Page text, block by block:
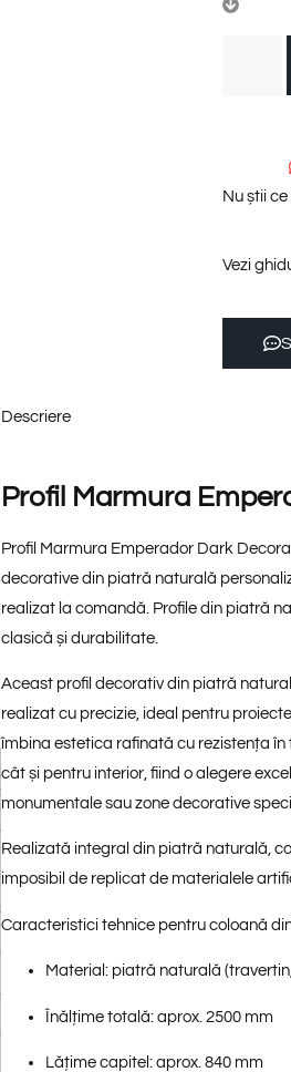
Nu știi
Vezi
Descriere
Profil Marmura
Profil Marmura Emperador Dark
decorative din piatră naturală
realizat la comandă. Profile din piatră
clasică și durabilitate.
Aceast profil decorativ din piatră
realizat cu precizie, ideal pentru
îmbina estetica rafinată cu rezistența
cât și pentru interior , fiind o alegere
monumentale sau zone decorative
Realizată integral din piatră naturală,
imposibil de replicat de materialele
Caracteristici tehnice pentru coloană
Material: piatră naturală
Înălțime totală: aprox. 2500 mm
Lățime capitel: aprox. 840 mm